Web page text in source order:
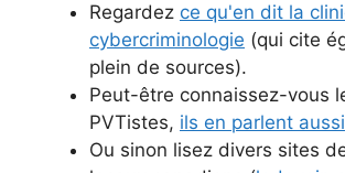
Regardez ce qu'en dit la
cybercriminologie (qui cite
plein de sources).
Peut-être connaissez-vous
PVTistes, ils en parlent aussi
Ou sinon lisez divers sites